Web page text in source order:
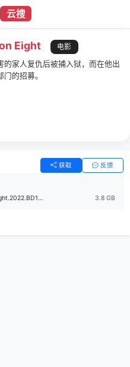
云搜
Eight
电影
的家人复仇后被捕入狱，而在他出
的招募。
获取 反馈
暗影特工.中英双字.Section.Eight.2022.BD1080P.X264.AAC-kkkanba.mp4
3.8 GB